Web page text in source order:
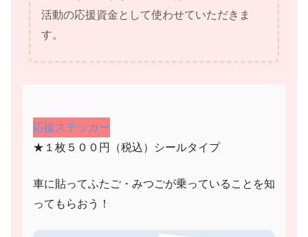
活動の応援資金として使わせていただきま
す。
応援ステッカー
★１枚５００円（税込）シールタイプ
車に貼ってふたご・みつごが乗っていることを知
ってもらおう！